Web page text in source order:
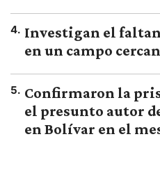
4. Investigan el
en un campo
5. Confirmaron la
el presunto autor
en Bolívar en el